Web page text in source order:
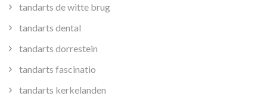
tandarts de witte brug
tandarts dental
tandarts dorrestein
tandarts fascinatio
tandarts kerkelanden